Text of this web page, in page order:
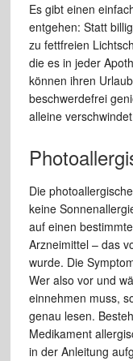
Es gibt einen
entgehen: Statt
zu fettfreien
die es in jeder
können ihren
beschwerdefrei
alleine
Die
keine
auf einen
Arzneimittel – das
wurde. Die
Wer also vor und
einnehmen muss,
genau lesen.
Medikament
in der Anleitung